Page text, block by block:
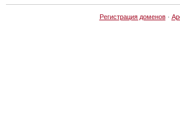
Регистрация доменов·